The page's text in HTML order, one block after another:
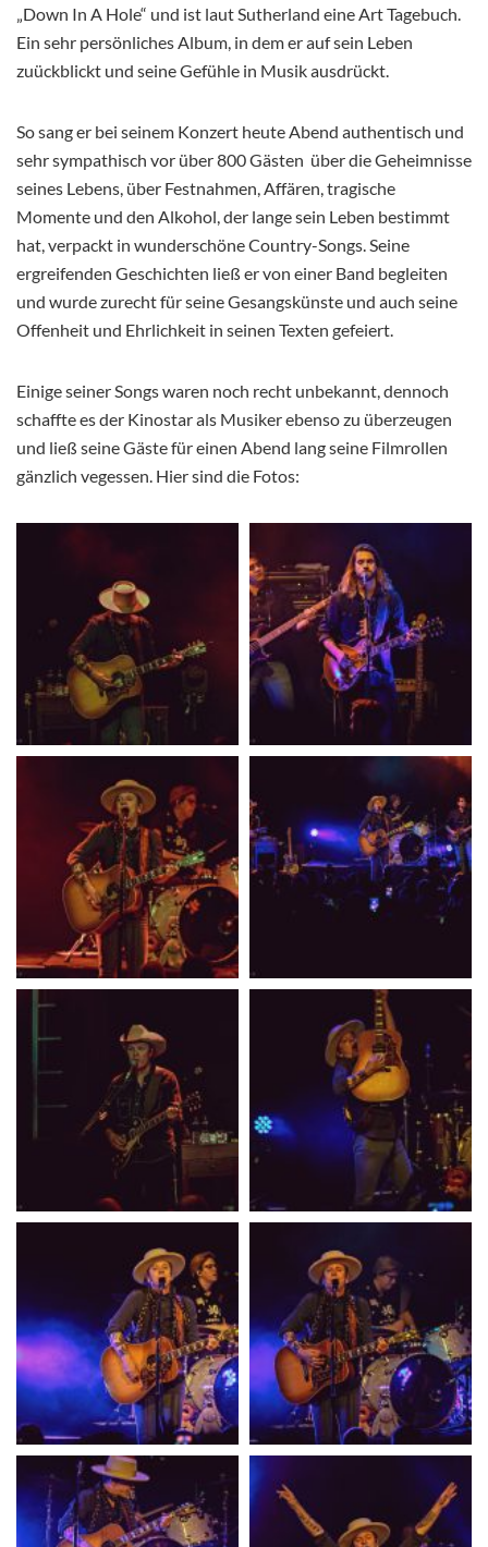
„Down In A Hole“ und ist laut Sutherland eine Art Tagebuch.
Ein sehr persönliches Album, in dem er auf sein Leben
zuückblickt und seine Gefühle in Musik ausdrückt.
So sang er bei seinem Konzert heute Abend authentisch und
sehr sympathisch vor über 800 Gästen über die Geheimnisse
seines Lebens, über Festnahmen, Affären, tragische
Momente und den Alkohol, der lange sein Leben bestimmt
hat, verpackt in wunderschöne Country-Songs. Seine
ergreifenden Geschichten ließ er von einer Band begleiten
und wurde zurecht für seine Gesangskünste und auch seine
Offenheit und Ehrlichkeit in seinen Texten gefeiert.
Einige seiner Songs waren noch recht unbekannt, dennoch
schaffte es der Kinostar als Musiker ebenso zu überzeugen
und ließ seine Gäste für einen Abend lang seine Filmrollen
gänzlich vegessen. Hier sind die Fotos: